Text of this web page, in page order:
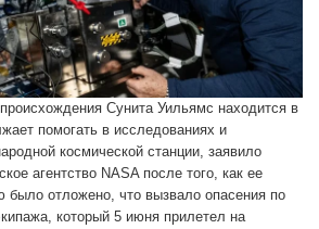
Сунита Уильямс находится в
помогать в исследованиях и
космической станции, заявило
агентство NASA после того, как ее
отложено, что вызвало опасения по
который 5 июня прилетел на